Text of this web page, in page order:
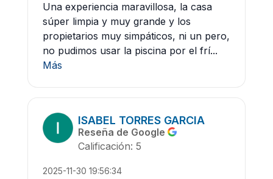
Una experiencia maravillosa, la casa
súper limpia y muy grande y los
propietarios muy simpáticos, ni un pero,
no pudimos usar la piscina por el frí...
Más
ISABEL TORRES GARCIA
Reseña de Google
Calificación: 5
2025-11-30 19:56:34